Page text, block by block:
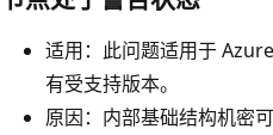
适用：此问题适用于
有受支持版本。
原因：内部基础结构机密